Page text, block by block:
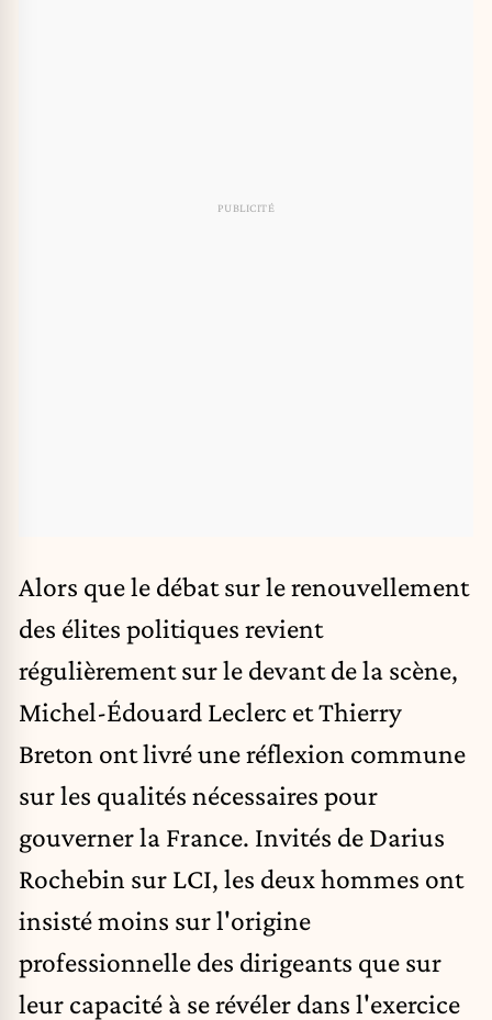
Alors que le débat sur le renouvellement
des élites politiques revient
régulièrement sur le devant de la scène,
Michel-Édouard Leclerc etThierry
Breton ont livré une réflexion commune
sur les qualités nécessaires pour
gouverner la France. Invités de Darius
Rochebin sur LCI, les deux hommes ont
insisté moins sur l'origine
professionnelle des dirigeants que sur
leur capacité à se révéler dans l'exercice